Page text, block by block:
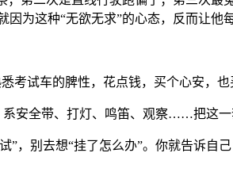
为这种“无欲无求”的心态，反而让他
考试车的脾性，花点钱，买个心安，
安全带、打灯、鸣笛、观察……把这
”，别去想“挂了怎么办”。你就告诉自